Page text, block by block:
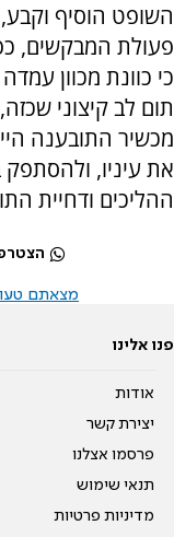
השופט הוסיף
פעולת המבקשים,
כי כוונת מכוון
תום לב קיצוני
מכשיר התובענה
את עיניו,
ההליכים ודחיית
מצאתם
פנו אלינו
אודות
יצירת קשר
פרסמו אצלנו
תנאי שימוש
מדיניות פרטיות